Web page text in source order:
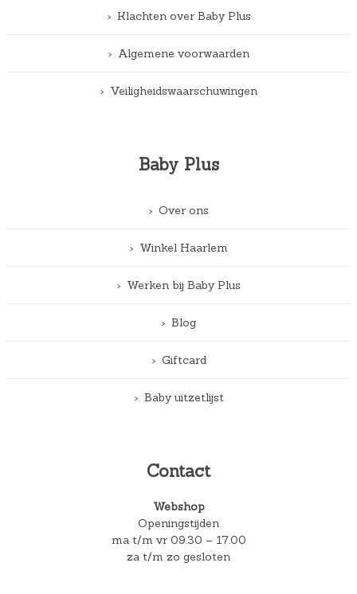
Klachten over Baby Plus
Algemene voorwaarden
Veiligheidswaarschuwingen
Baby Plus
Over ons
Winkel Haarlem
Werken bij Baby Plus
Blog
Giftcard
Baby uitzetlijst
Contact
Webshop
Openingstijden
ma t/m vr 09.30 – 17.00
za t/m zo gesloten